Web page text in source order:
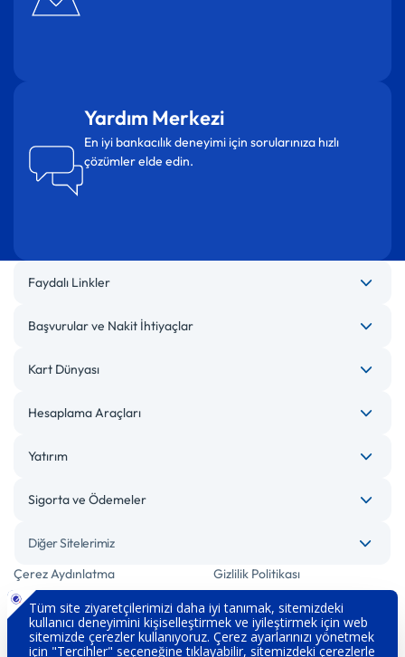
Yardım Merkezi
En iyi bankacılık deneyimi için sorularınıza hızlı
çözümler elde edin.
Faydalı Linkler
Başvurular ve Nakit İhtiyaçlar
Kart Dünyası
Hesaplama Araçları
Yatırım
Sigorta ve Ödemeler
Diğer Sitelerimiz
Çerez Aydınlatma
Gizlilik Politikası
Bilgi Toplumu Hizmetleri Engelsiz Bankacılık
Kişisel Verilerin Korunması Güvenlik